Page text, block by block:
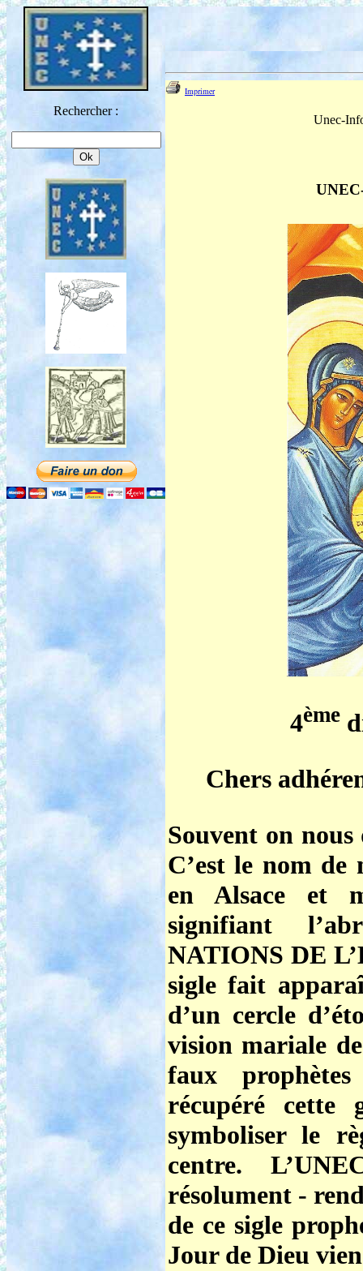
Rechercher :
Imprimer
Unec-
4ème
Chers
Souvent on
C’est le nom de
en Alsace et
signifiant
NATIONS DE
sigle fait
d’un cercle
vision mariale
faux
récupéré cette
symboliser le
centre.
résolument -
de ce sigle
Jour de Dieu